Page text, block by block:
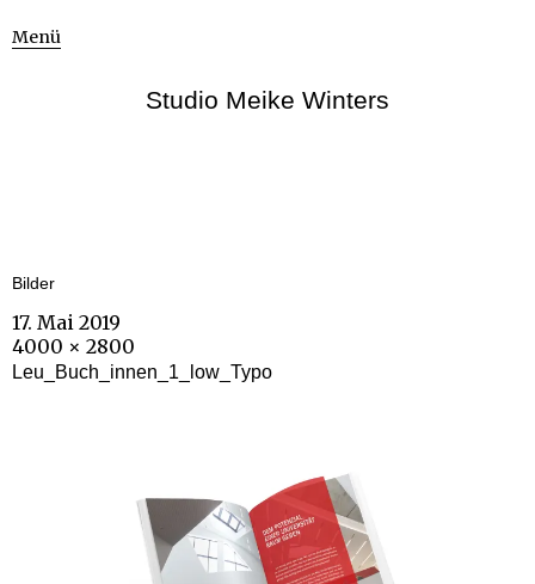
Menü
Studio Meike Winters
Bilder
17. Mai 2019
4000 × 2800
Leu_Buch_innen_1_low_Typo